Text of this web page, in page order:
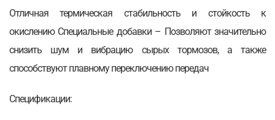
Отличная термическая стабильность и стойкость к
окислению Специальные добавки – Позволяют значительно
снизить шум и вибрацию сырых тормозов, а также
способствуют плавному переключению передач
Спецификации: